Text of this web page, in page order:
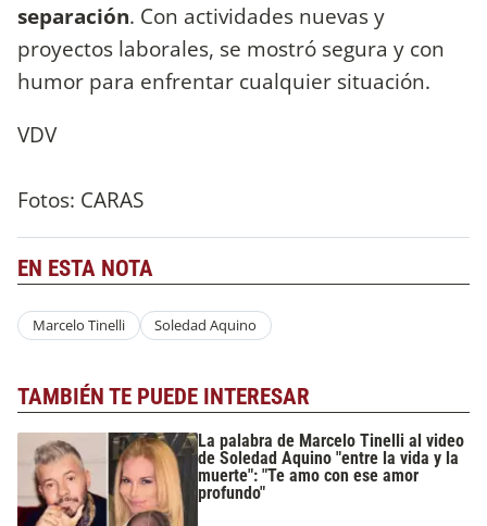
separación. Con actividades nuevas y
proyectos laborales, se mostró segura y con
humor para enfrentar cualquier situación.
VDV
Fotos: CARAS
EN ESTA NOTA
Marcelo Tinelli Soledad Aquino
TAMBIÉN TE PUEDE INTERESAR
La palabra de Marcelo Tinelli al video
de Soledad Aquino "entre la vida y la
muerte": "Te amo con ese amor
profundo"